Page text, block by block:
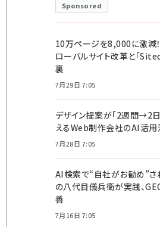
Sponsored
10万ページを8,000に激減
ローバルサイト改革と「
裏
7月29日 7:05
デザイン提案が「2週間→2
えるWeb制作会社のAI活用
7月28日 7:05
AI検索で“自社がお勧め”さ
の八代目儀兵衛が実践、
善
7月16日 7:05